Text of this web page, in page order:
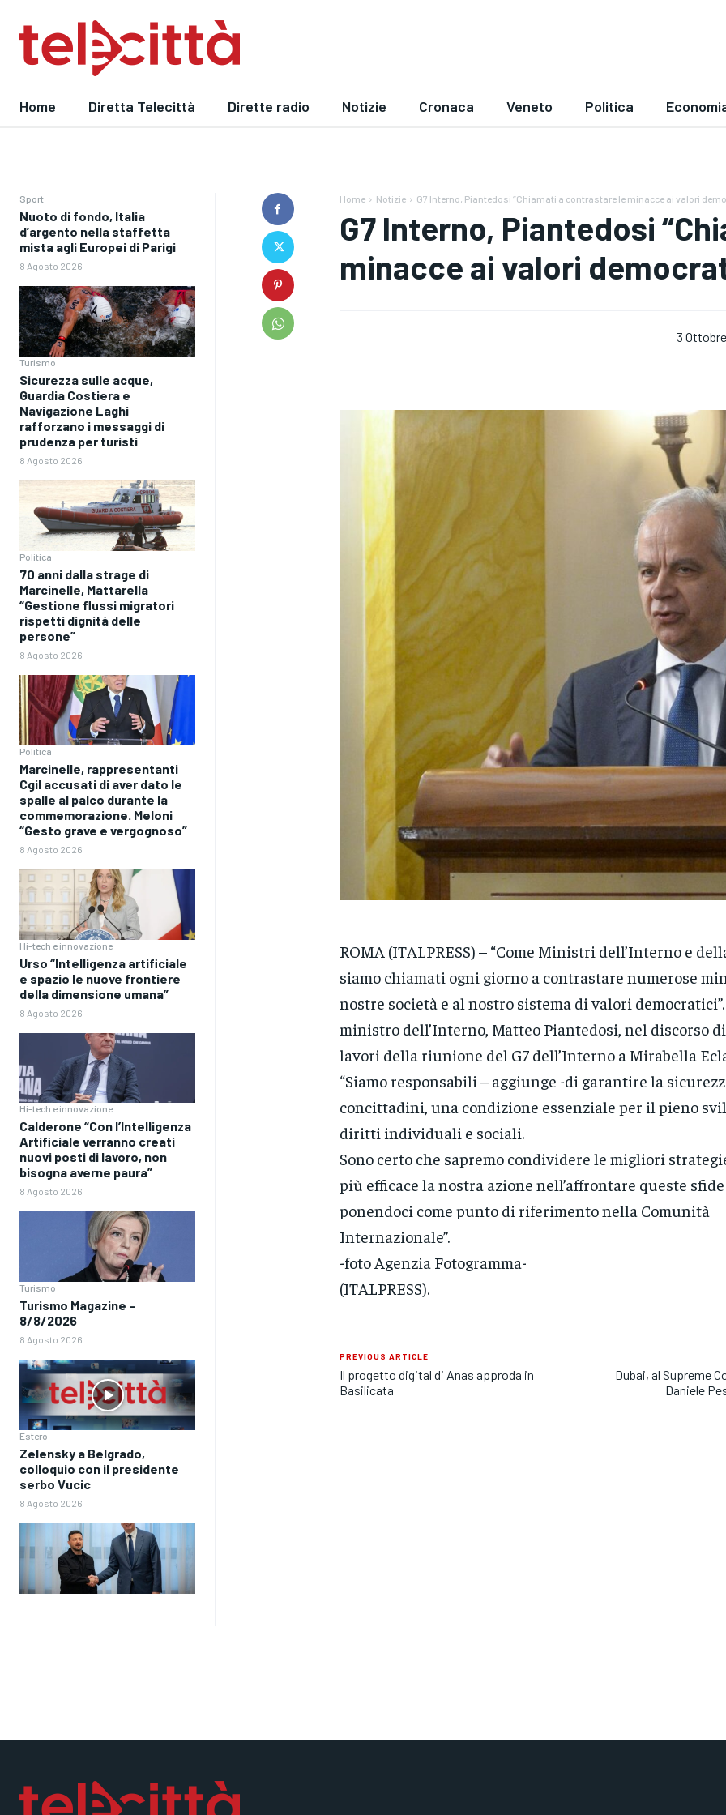
Home Diretta Telecittà Dirette radio Notizie Cronaca Veneto Politica
Sport
Nuoto di fondo, Italia
d’argento nella staffetta
mista agli Europei di Parigi
8 Agosto 2026
Turismo
Sicurezza sulle acque,
Guardia Costiera e
Navigazione Laghi
rafforzano i messaggi di
prudenza per turisti
8 Agosto 2026
Politica
70 anni dalla strage di
Marcinelle, Mattarella
“Gestione flussi migratori
rispetti dignità delle
persone”
8 Agosto 2026
Politica
Marcinelle, rappresentanti
Cgil accusati di aver dato le
spalle al palco durante la
commemorazione. Meloni
“Gesto grave e vergognoso”
8 Agosto 2026
Hi-tech e innovazione
Urso “Intelligenza artificiale
e spazio le nuove frontiere
della dimensione umana”
8 Agosto 2026
Hi-tech e innovazione
Calderone “Con l’Intelligenza
Artificiale verranno creati
nuovi posti di lavoro, non
bisogna averne paura”
8 Agosto 2026
Turismo
Turismo Magazine –
8/8/2026
8 Agosto 2026
Estero
Zelensky a Belgrado,
colloquio con il presidente
serbo Vucic
8 Agosto 2026
Home Notizie G7 Interno, Piantedosi “Chiamati a contrastare le minacce ai valori
G7 Interno, Piantedosi
minacce ai valori
3
ROMA (ITALPRESS) – “Come Ministri dell’Interno e
siamo chiamati ogni giorno a contrastare numerose
nostre società e al nostro sistema di valori
ministro dell’Interno, Matteo Piantedosi, nel discorso
lavori della riunione del G7 dell’Interno a Mirabella
“Siamo responsabili – aggiunge -di garantire la
concittadini, una condizione essenziale per il pieno
diritti individuali e sociali.
Sono certo che sapremo condividere le migliori
più efficace la nostra azione nell’affrontare queste sfide
ponendoci come punto di riferimento nella Comunità
Internazionale”.
-foto Agenzia Fotogramma-
(ITALPRESS).
PREVIOUS ARTICLE
Il progetto digital di Anas approda in
Basilicata
Dubai, al Supreme
Daniele